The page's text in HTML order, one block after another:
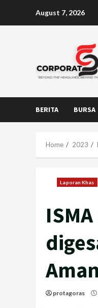
August 7, 2026
BERITA BURSA
Home 2023
Laporan Khas
protagoras